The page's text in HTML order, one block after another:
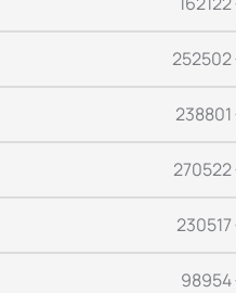
252502
238801
270522
230517
98954